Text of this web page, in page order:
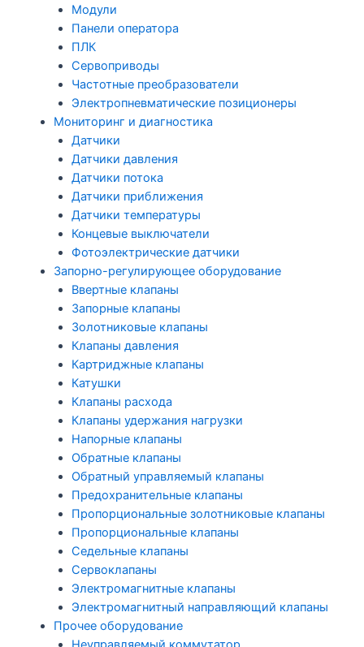
Модули
Панели оператора
ПЛК
Сервоприводы
Частотные преобразователи
Электропневматические позиционеры
Мониторинг и диагностика
Датчики
Датчики давления
Датчики потока
Датчики приближения
Датчики температуры
Концевые выключатели
Фотоэлектрические датчики
Запорно-регулирующее оборудование
Ввертные клапаны
Запорные клапаны
Золотниковые клапаны
Клапаны давления
Картриджные клапаны
Катушки
Клапаны расхода
Клапаны удержания нагрузки
Напорные клапаны
Обратные клапаны
Обратный управляемый клапаны
Предохранительные клапаны
Пропорциональные золотниковые клапаны
Пропорциональные клапаны
Седельные клапаны
Сервоклапаны
Электромагнитные клапаны
Электромагнитный направляющий клапаны
Прочее оборудование